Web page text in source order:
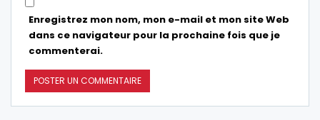
Enregistrez mon nom, mon e-mail et mon site Web
dans ce navigateur pour la prochaine fois que je
commenterai.